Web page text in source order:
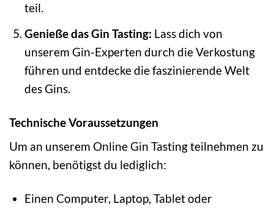
teil.
Genieße das Gin Tasting: Lass dich von
unserem Gin-Experten durch die Verkostung
führen und entdecke die faszinierende Welt
des Gins.
Technische Voraussetzungen
Um an unserem Online Gin Tasting teilnehmen zu
können, benötigst du lediglich:
Einen Computer, Laptop, Tablet oder